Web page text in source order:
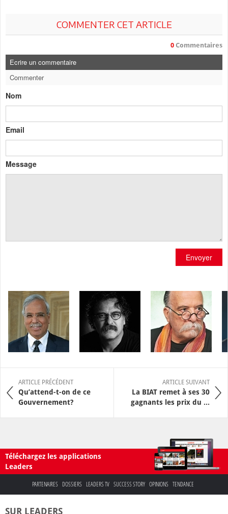
COMMENTER CET ARTICLE
0 Commentaires
Ecrire un commentaire
Commenter
Nom
Email
Message
Envoyer
ARTICLE PRÉCÉDENT
Qu’attend-t-on de ce
Gouvernement?
ARTICLE SUIVANT
La BIAT remet à ses 30
gagnants les prix du ...
Téléchargez les applications
Leaders
PARTENAIRES DOSSIERS LEADERS TV SUCCESS STORY OPINIONS TENDANCE
SUR LEADERS